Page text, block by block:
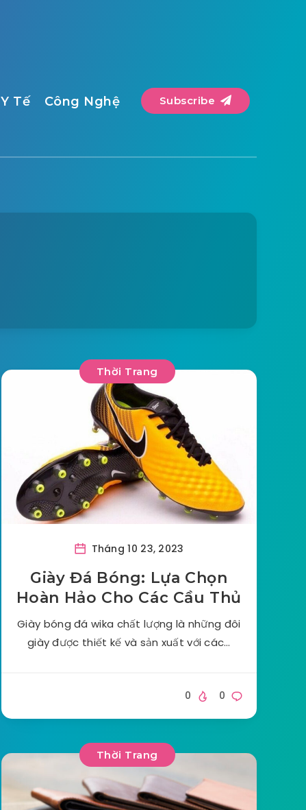
Y Tế Công Nghệ Subscribe
Thời Trang
Tháng 10 23, 2023
Giày Đá Bóng: Lựa Chọn
Hoàn Hảo Cho Các Cầu Thủ
Giày bóng đá wika chất lượng là những đôi
giày được thiết kế và sản xuất với các…
0
0
Thời Trang